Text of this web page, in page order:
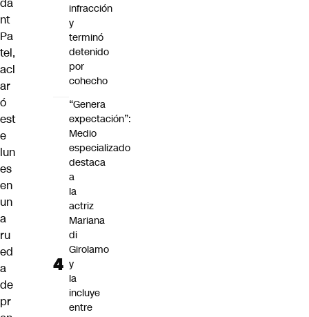
nt
Pa
tel,
acl
ar
ó
est
e
lun
es
en
un
a
ru
ed
a
de
pr
infracción
y
terminó
detenido
por
cohecho
“Genera
expectación”:
Medio
especializado
destaca
a
la
actriz
Mariana
di
Girolamo
y
la
incluye
entre